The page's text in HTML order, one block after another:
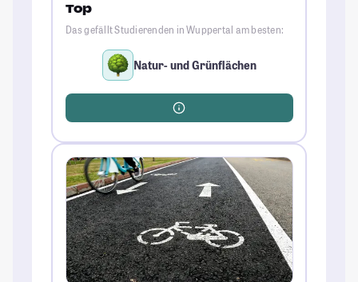
Top
Das gefällt Studierenden in Wuppertal am besten:
Natur- und Grünflächen